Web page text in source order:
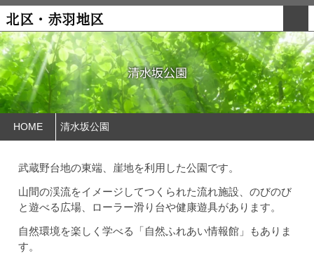
北区・赤羽地区
清水坂公園
HOME 清水坂公園
武蔵野台地の東端、崖地を利用した公園です。
山間の渓流をイメージしてつくられた流れ施設、のびのび
と遊べる広場、ローラー滑り台や健康遊具があります。
自然環境を楽しく学べる「自然ふれあい情報館」もありま
す。